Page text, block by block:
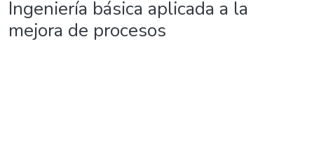
Ingeniería básica aplicada a la
mejora de procesos